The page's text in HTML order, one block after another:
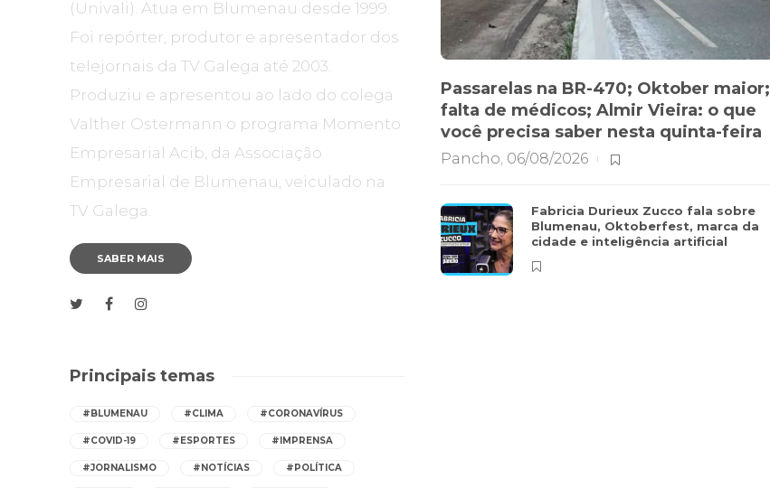
(Univali). Atua em Blumenau desde 1999.
Foi repórter, produtor e apresentador dos
telejornais da TV Galega até 2003.
Produziu e apresentou ao lado do colega
Valther Ostermann o programa Momento
Empresarial Acib, da Associação
Empresarial de Blumenau, veiculado na
TV Galega.
SABER MAIS
Principais temas
#BLUMENAU #CLIMA #CORONAVÍRUS
#COVID-19 #ESPORTES #IMPRENSA
#JORNALISMO #NOTÍCIAS #POLÍTICA
Passarelas na BR-470; Oktober maior;
falta de médicos; Almir Vieira: o que
você precisa saber nesta quinta-feira
Pancho, 06/08/2026
Fabricia Durieux Zucco fala sobre
Blumenau, Oktoberfest, marca da
cidade e inteligência artificial